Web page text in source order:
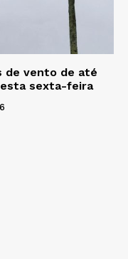
de vento de até
sexta-feira